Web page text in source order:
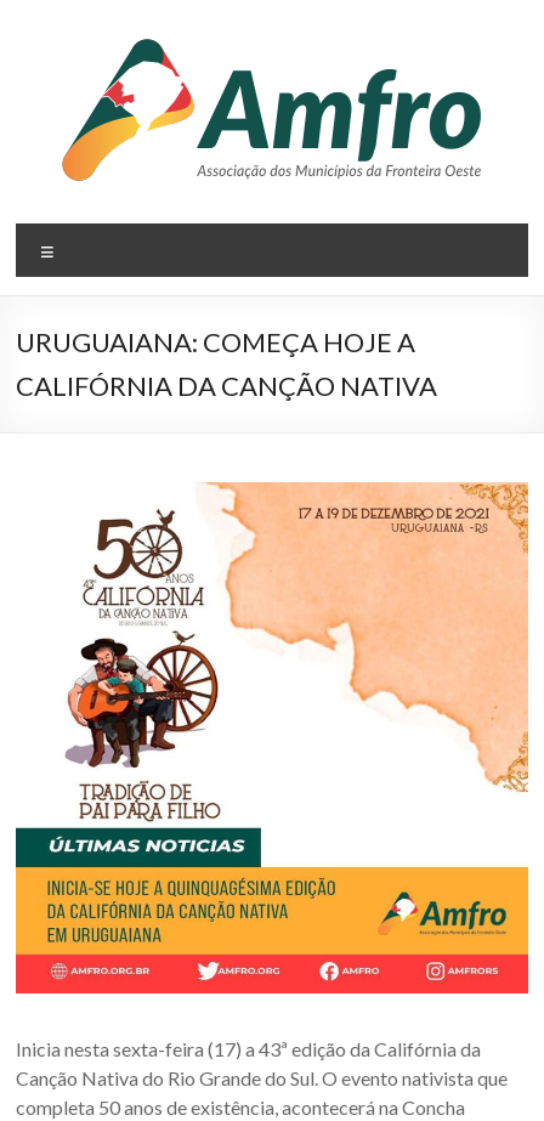
AMFRO
–
Associação
dos
Fronteira
Oeste
Associação
Municípios
Fronteira
Oeste
estado
Grande
do
Sul.
URUGUAIANA: COMEÇA HOJE A
CALIFÓRNIA DA CANÇÃO NATIVA
Inicia nesta sexta-feira (17) a 43ª edição da Califórnia da
Canção Nativa do Rio Grande do Sul. O evento nativista que
completa 50 anos de existência, acontecerá na Concha